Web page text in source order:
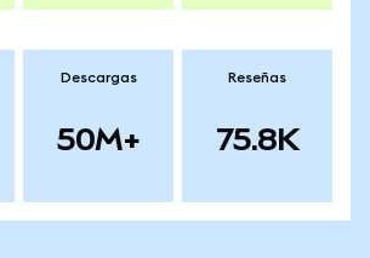
Descargas
50M+
Reseñas
75.8K